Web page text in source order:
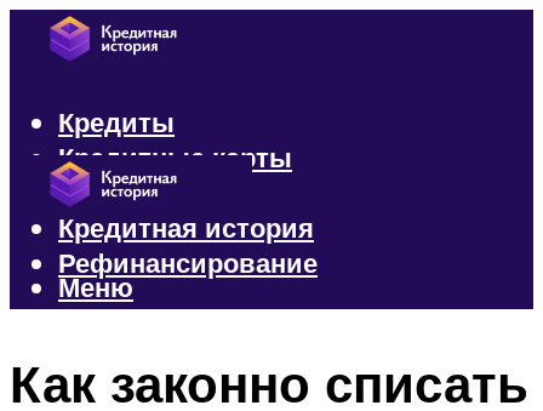
Кредиты
Кредитные карты
Микрозаймы
Кредитная история
Рефинансирование
Меню
Как законно списать